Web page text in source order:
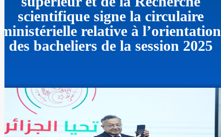
scientifique signe la circulaire
ministérielle relative à l’orientation
des bacheliers de la session 2025